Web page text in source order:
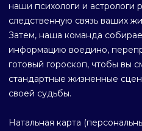
наши психологи и
следственную связь ваших
Затем, наша команда
информацию воедино,
готовый гороскоп, чтобы вы
стандартные жизненные
своей судьбы.
Натальная карта